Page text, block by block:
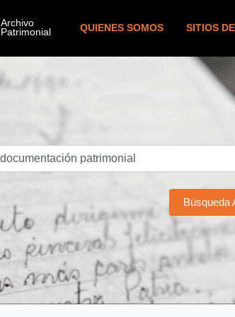
QUIENES SOMOS SITIOS
Búsqueda